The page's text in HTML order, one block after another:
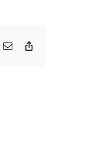
Email